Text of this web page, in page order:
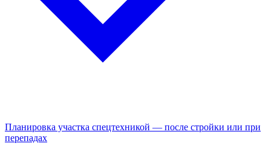
Планировка участка спецтехникой — после стройки или при
перепадах